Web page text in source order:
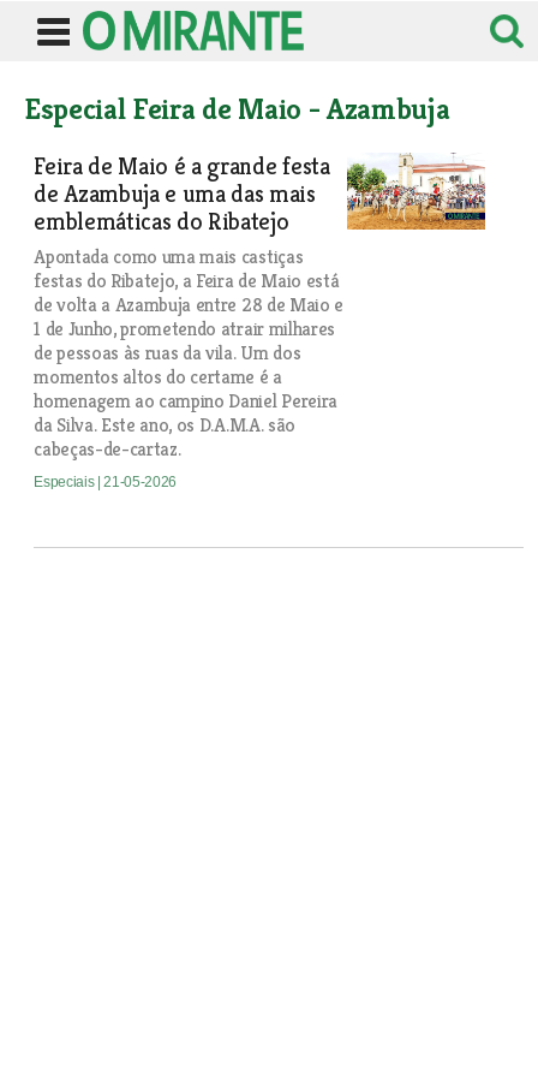
Especial Feira de Maio - Azambuja
Feira de Maio é a grande festa
de Azambuja e uma das mais
emblemáticas do Ribatejo
Apontada como uma mais castiças
festas do Ribatejo, a Feira de Maio está
de volta a Azambuja entre 28 de Maio e
1 de Junho, prometendo atrair milhares
de pessoas às ruas da vila. Um dos
momentos altos do certame é a
homenagem ao campino Daniel Pereira
da Silva. Este ano, os D.A.M.A. são
cabeças-de-cartaz.
Especiais | 21-05-2026